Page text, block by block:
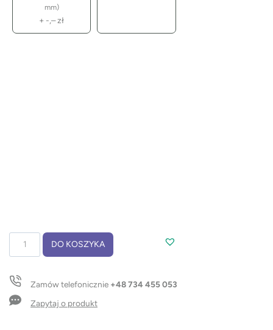
mm)
+ -,–zł
pieczywo
JUL
DO KOSZYKA
Zamów telefonicznie +48 734 455 053
Zapytaj o produkt